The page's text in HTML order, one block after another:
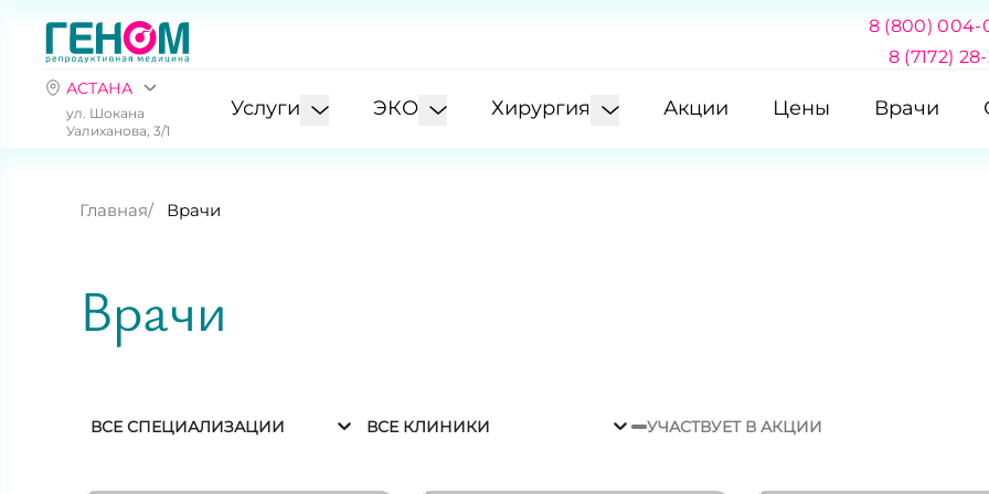
8 (800) 004-
8 (7172)
АСТАНА
ул. Шокана
Уалиханова, 3/1
Услуги ЭКО Хирургия Акции Цены Врачи
Главная Врачи
Врачи
ВСЕ СПЕЦИАЛИЗАЦИИ ВСЕ КЛИНИКИ УЧАСТВУЕТ В АКЦИИ